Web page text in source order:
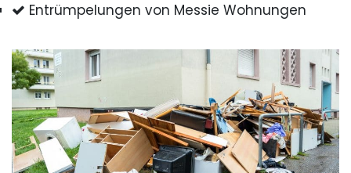
Entrümpelungen von Messie Wohnungen